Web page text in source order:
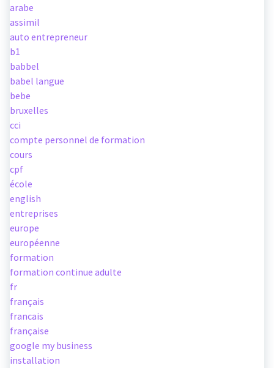
arabe
assimil
auto entrepreneur
b1
babbel
babel langue
bebe
bruxelles
cci
compte personnel de formation
cours
cpf
école
english
entreprises
europe
européenne
formation
formation continue adulte
fr
français
francais
française
google my business
installation